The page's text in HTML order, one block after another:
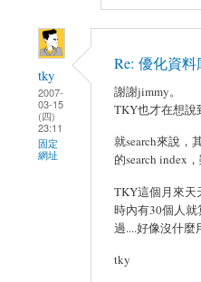
tky
2007-
03-15
(四)
23:11
固定
網址
Re: 優化資料
謝謝jimmy。
TKY也才在想說
就search來說，
的search index
TKY這個月來天
時內有30個人
過....好像沒什麼
tky